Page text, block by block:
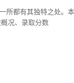
况、录取分数